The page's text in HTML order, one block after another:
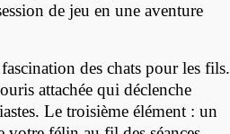
de jeu en une aventure
des chats pour les fils.
attachée qui déclenche
Le troisième élément : un